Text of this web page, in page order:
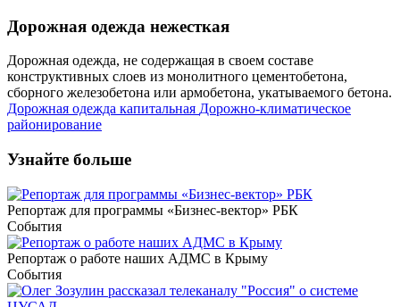
Дорожная одежда нежесткая
Дорожная одежда, не содержащая в своем составе
конструктивных слоев из монолитного цементобетона,
сборного железобетона или армобетона, укатываемого бетона.
Дорожная одежда капитальная Дорожно-климатическое
районирование
Узнайте больше
Репортаж для программы «Бизнес-вектор» РБК
События
Репортаж о работе наших АДМС в Крыму
События